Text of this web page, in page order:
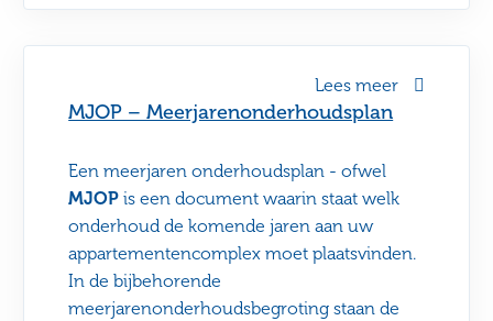
MJOP – Meerjarenonderhoudsplan
Een meerjaren onderhoudsplan - ofwel
MJOPis een document waarin staat welk
onderhoud de komende jaren aan uw
appartementencomplex moet plaatsvinden.
In de bijbehorende
meerjarenonderhoudsbegroting staan de
Lees meer